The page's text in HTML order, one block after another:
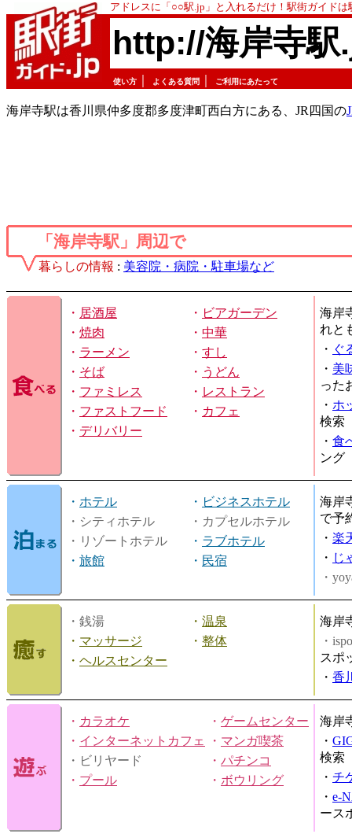
アドレスに「○○駅.jp」と入れるだけ！駅街ガイド
http://海岸寺駅
使い方 よくある質問 ご利用にあたって
海岸寺駅は香川県仲多度郡多度津町西白方にある、JR四国の
「海岸寺駅」周辺で
暮らしの情報 : 美容院・病院・駐車場など
・ 居酒屋 ・ ビアガーデン
・ 焼肉 ・ 中華
・ ラーメン ・ すし
・ そば ・ うどん
・ ファミレス ・ レストラン
・ ファストフード ・ カフェ
・ デリバリー
海岸
れと
・ ぐ
・ 美
った
・ ホ
検索
・ 食
ング
・ ホテル ・ ビジネスホテル
・シティホテル
・カプセルホテル
・リゾートホテル
・ ラブホテル
・ 旅館 ・ 民宿
海岸
で予
・ 楽
・ じ
・
・銭湯 ・ 温泉
・ マッサージ ・ 整体
・ ヘルスセンター
海岸
・
スポ
・ 香
・ カラオケ ・ ゲームセンター
・ インターネットカフェ ・ マンガ喫茶
・ビリヤード
・ パチンコ
・ プール ・ ボウリング
海岸
・
検索
・ チ
・ e-
ース